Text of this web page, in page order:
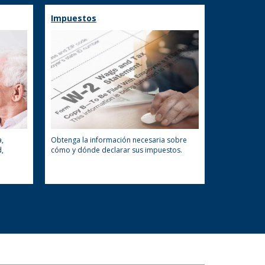
Impuestos
Obtenga la información necesaria sobre
cómo y dónde declarar sus impuestos.